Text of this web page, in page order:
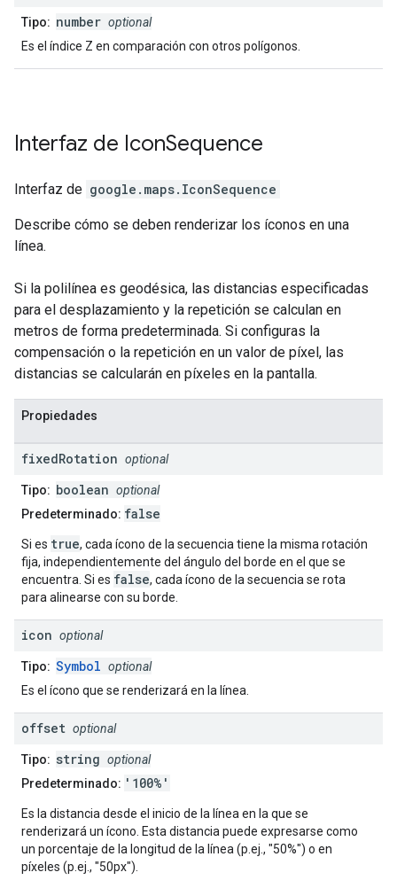
Tipo: number optional
Es el índice Z en comparación con otros polígonos.
Interfaz de IconSequence
Interfaz de google.maps. IconSequence
Describe cómo se deben renderizar los íconos en una
línea.
Si la polilínea es geodésica, las distancias especificadas
para el desplazamiento y la repetición se calculan en
metros de forma predeterminada. Si configuras la
compensación o la repetición en un valor de píxel, las
distancias se calcularán en píxeles en la pantalla.
Propiedades
fixedRotation optional
Tipo: boolean optional
Predeterminado: false
Si es true, cada ícono de la secuencia tiene la misma rotación
fija, independientemente del ángulo del borde en el que se
encuentra. Si es false, cada ícono de la secuencia se rota
para alinearse con su borde.
icon optional
Tipo: Symbol optional
Es el ícono que se renderizará en la línea.
offset optional
Tipo: string optional
Predeterminado: '100%'
Es la distancia desde el inicio de la línea en la que se
renderizará un ícono. Esta distancia puede expresarse como
un porcentaje de la longitud de la línea (p.ej., "50%") o en
píxeles (p.ej., "50px").